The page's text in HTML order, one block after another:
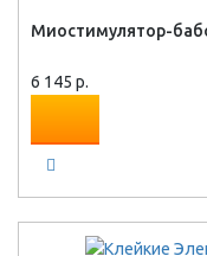
Миостимулятор-
6 145 р.